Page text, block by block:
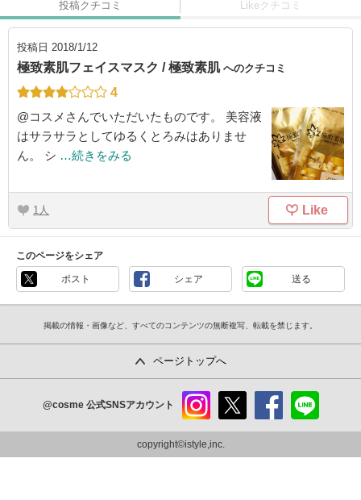
投稿クチコミ Likeクチコミ
投稿日 2018/1/12
極致素肌フェイスマスク / 極致素肌 へのクチコミ
4
@コスメさんでいただいたものです。 美容液
はサラサラとしてゆるくとろみはありませ
ん。 シ …続きをみる
1 Like
このページをシェア
ポスト シェア 送る
掲載の情報・画像など、すべてのコンテンツの無断複写、転載を禁じます。
ページトップへ
@cosme 公式SNSアカウント
ram
copyright©istyle,inc.